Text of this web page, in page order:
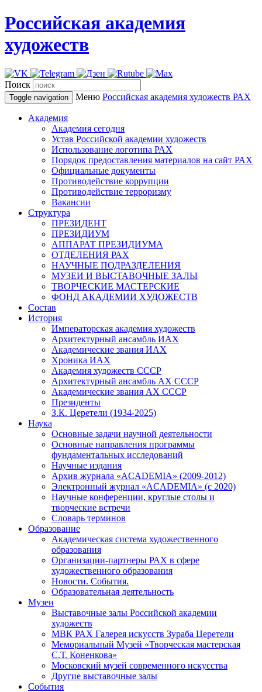
Российская академия
художеств
Поиск
Toggle navigation Меню Российская академия художеств РАХ
Академия
Академия сегодня
Устав Российской академии художеств
Использование логотипа РАХ
Порядок предоставления материалов на сайт РАХ
Официальные документы
Противодействие коррупции
Противодействие терроризму
Вакансии
Структура
ПРЕЗИДЕНТ
ПРЕЗИДИУМ
АППАРАТ ПРЕЗИДИУМА
ОТДЕЛЕНИЯ РАХ
НАУЧНЫЕ ПОДРАЗДЕЛЕНИЯ
МУЗЕИ И ВЫСТАВОЧНЫЕ ЗАЛЫ
ТВОРЧЕСКИЕ МАСТЕРСКИЕ
ФОНД АКАДЕМИИ ХУДОЖЕСТВ
Состав
История
Императорская академия художеств
Архитектурный ансамбль ИАХ
Академические звания ИАХ
Хроника ИАХ
Академия художеств СССР
Архитектурный ансамбль АХ СССР
Академические звания АХ СССР
Президенты
З.К. Церетели (1934-2025)
Наука
Основные задачи научной деятельности
Основные направления программы
фундаментальных исследований
Научные издания
Архив журнала «ACADEMIA» (2009-2012)
Электронный журнал «ACADEMIA» (с 2020)
Научные конференции, круглые столы и
творческие встречи
Словарь терминов
Образование
Академическая система художественного
образования
Организации-партнеры РАХ в сфере
художественного образования
Новости. События.
Образовательная деятельность
Музеи
Выставочные залы Российской академии
художеств
МВК РАХ Галерея искусств Зураба Церетели
Мемориальный Музей «Творческая мастерская
С.Т. Коненкова»
Московский музей современного искусства
Другие выставочные залы
События